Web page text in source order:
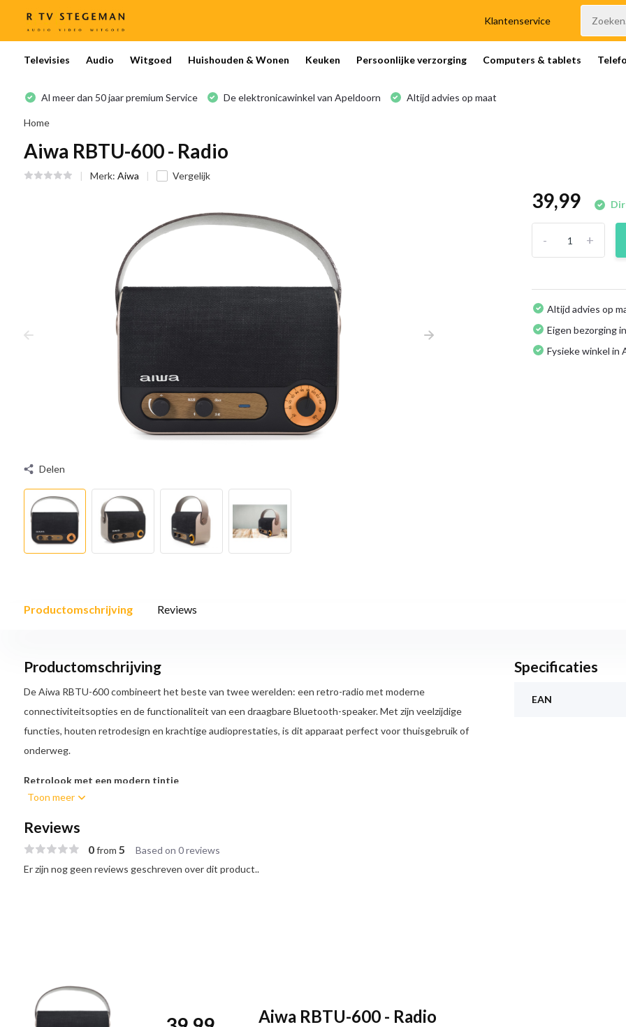
Klantenservice
Televisies Audio Witgoed Huishouden & Wonen Keuken Persoonlijke verzorging Computers & tablets
Al meer dan 50 jaar premium Service De elektronicawinkel van Apeldoorn Altijd advies op maat
Home
Aiwa RBTU-600 - Radio
Merk: Aiwa Vergelijk
Delen
39,99
+
-
Altijd advies op
Eigen bezorging
Fysieke winkel in
Productomschrijving Reviews
Productomschrijving
De Aiwa RBTU-600 combineert het beste van twee werelden: een retro-radio met moderne
connectiviteitsopties en de functionaliteit van een draagbare Bluetooth-speaker. Met zijn veelzijdige
functies, houten retrodesign en krachtige audioprestaties, is dit apparaat perfect voor thuisgebruik of
onderweg.
Retrolook met een modern tintje
De houten behuizing van de RBTU-600 geeft deze radio een klassieke uitstraling, terwijl de verlichte
knoppen en het strakke LED-display zorgen voor een moderne touch. Het compacte en draagbare
USB- en AUX-ingangen
Toon meer
Specificaties
EAN
Reviews
0from 5 Based on 0 reviews
Er zijn nog geen reviews geschreven over dit product..
Aiwa RBTU-600 - Radio